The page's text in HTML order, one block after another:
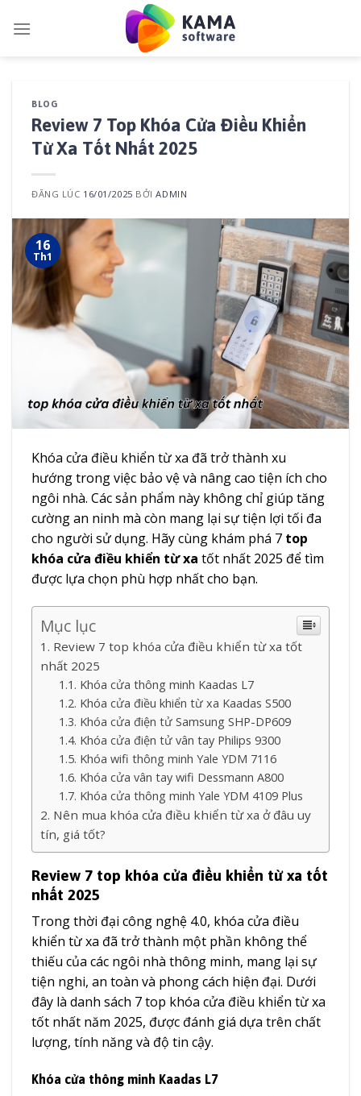
BLOG
Review 7 Top Khóa Cửa Điều Khiển
Từ Xa Tốt Nhất 2025
ĐĂNG LÚC 16/01/2025 BỞIADMIN
16
Th1
Khóa cửa điều khiển từ xa đã trở thành xu
hướng trong việc bảo vệ và nâng cao tiện ích cho
ngôi nhà. Các sản phẩm này không chỉ giúp tăng
cường an ninh mà còn mang lại sự tiện lợi tối đa
cho người sử dụng. Hãy cùng khám phá 7 top
khóa cửa điều khiển từ xa tốt nhất 2025 để tìm
được lựa chọn phù hợp nhất cho bạn.
Mục lục
Review 7 top khóa cửa điều khiển từ xa tốt
nhất 2025
Khóa cửa thông minh Kaadas L7
Khóa cửa điều khiển từ xa Kaadas S500
Khóa cửa điện tử Samsung SHP-DP609
Khóa cửa điện tử vân tay Philips 9300
Khóa wifi thông minh Yale YDM 7116
Khóa cửa vân tay wifi Dessmann A800
Khóa cửa thông minh Yale YDM 4109 Plus
Nên mua khóa cửa điều khiển từ xa ở đâu uy
tín, giá tốt?
Review 7 top khóa cửa điều khiển từ xa tốt
nhất 2025
Trong thời đại công nghệ 4.0, khóa cửa điều
khiển từ xa đã trở thành một phần không thể
thiếu của các ngôi nhà thông minh, mang lại sự
tiện nghi, an toàn và phong cách hiện đại. Dưới
đây là danh sách 7 top khóa cửa điều khiển từ xa
tốt nhất năm 2025, được đánh giá dựa trên chất
lượng, tính năng và độ tin cậy.
Khóa cửa thông minh Kaadas L7